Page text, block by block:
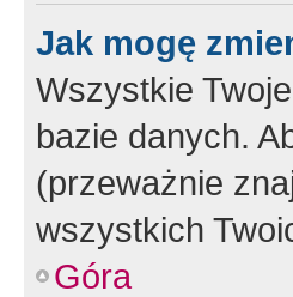
Jak mogę
Wszystkie
bazie danych.
(przeważnie
wszystkich
Góra